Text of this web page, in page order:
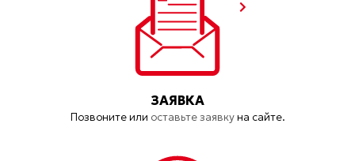
ЗАЯВКА
Позвоните или оставьте заявкуна сайте.